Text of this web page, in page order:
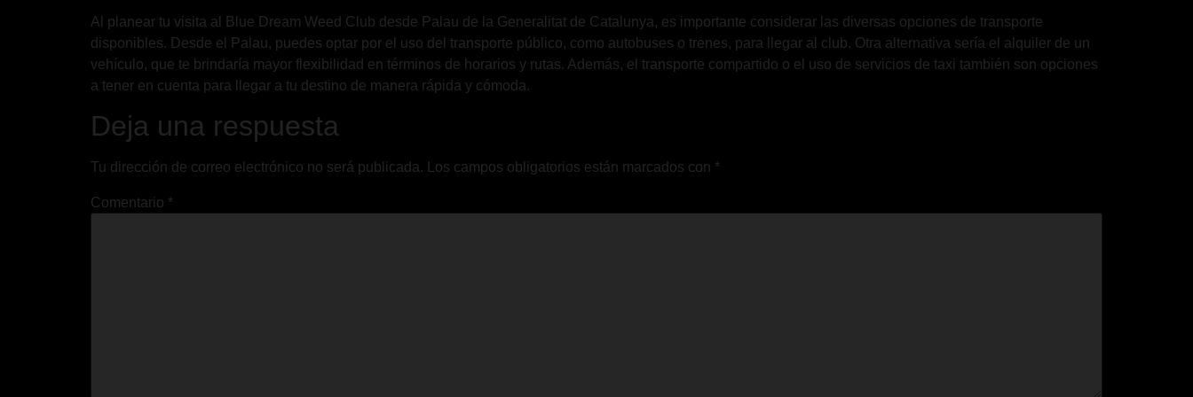
Al planear tu visita al Blue Dream Weed Club desde Palau de la Generalitat de Catalunya, es importante considerar las diversas opciones de transporte
disponibles. Desde el Palau, puedes optar por el uso del transporte público, como autobuses o trenes, para llegar al club. Otra alternativa sería el alquiler de un
vehículo, que te brindaría mayor flexibilidad en términos de horarios y rutas. Además, el transporte compartido o el uso de servicios de taxi también son opciones
a tener en cuenta para llegar a tu destino de manera rápida y cómoda.
Deja una respuesta
Tu dirección de correo electrónico no será publicada. Los campos obligatorios están marcados con *
Comentario *